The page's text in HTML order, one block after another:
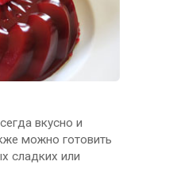
вкусно и
можно готовить
сладких или